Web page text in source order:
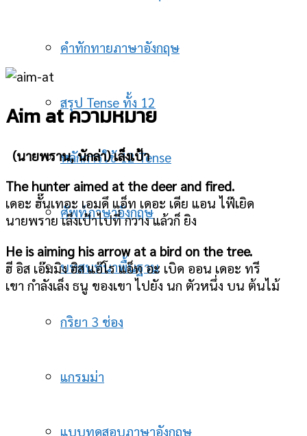
คำทักทายภาษาอังกฤษ
สรุป Tense ทั้ง 12
หลักการใช้ 12 Tense
ศัพท์ภาษาอังกฤษ
บทสนทนาพื้นฐาน
กริยา 3 ช่อง
แกรมม่า
แบบทดสอบภาษาอังกฤษ
Aim at ความหมาย
(นายพราน, นักล่า) เล็งเป้า
The hunter aimed at the deer and fired.
เดอะ ฮั๊นเทอะ เอมดึ แอ็ท เดอะ เดีย แอน ไฟ๊เยิด
นายพราย เล็งเป้าไปที่ กวาง แล้วก็ ยิง
He is aiming his arrow at a bird on the tree.
ฮี อิส เอ๊มมิง ฮิส แอ๊โร แอ็ท อะ เบิด ออน เดอะ ทรี
เขา กำลังเล็ง ธนู ของเขา ไปยัง นก ตัวหนึ่ง บน ต้นไม้